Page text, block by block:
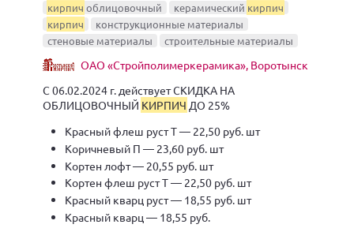
кирпич облицовочный керамический кирпич
кирпич
конструкционные материалы
стеновые материалы
строительные материалы
ОАО «Стройполимеркерамика», Воротынск
С 06.02.2024 г. действует СКИДКА НА
ОБЛИЦОВОЧНЫЙ КИРПИЧ ДО 25%
Красный флеш руст Т — 22,50 руб. шт
Коричневый П — 23,60 руб. шт
Кортен лофт — 20,55 руб. шт
Кортен флеш руст Т — 22,50 руб. шт
Красный кварц руст — 18,55 руб. шт
Красный кварц — 18,55 руб.